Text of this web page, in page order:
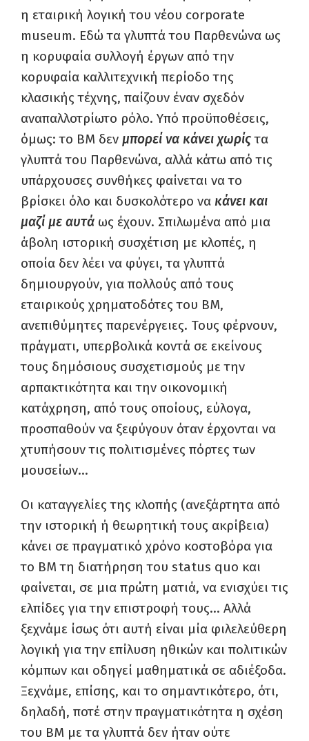
η εταιρική λογική του νέου corporate
museum. Εδώ τα γλυπτά του Παρθενώνα ως
η κορυφαία συλλογή έργων από την
κορυφαία καλλιτεχνική περίοδο της
κλασικής τέχνης, παίζουν έναν σχεδόν
αναπαλλοτρίωτο ρόλο. Υπό προϋποθέσεις,
όμως: το ΒΜ δεν μπορεί να κάνει χωρίςτα
γλυπτά του Παρθενώνα, αλλά κάτω από τις
υπάρχουσες συνθήκες φαίνεται να το
βρίσκει όλο και δυσκολότερο να κάνει και
μαζί με αυτά ως έχουν. Σπιλωμένα από μια
άβολη ιστορική συσχέτιση με κλοπές, η
οποία δεν λέει να φύγει, τα γλυπτά
δημιουργούν, για πολλούς από τους
εταιρικούς χρηματοδότες του ΒΜ,
ανεπιθύμητες παρενέργειες. Τους φέρνουν,
πράγματι, υπερβολικά κοντά σε εκείνους
τους δημόσιους συσχετισμούς με την
αρπακτικότητα και την οικονομική
κατάχρηση, από τους οποίους, εύλογα,
προσπαθούν να ξεφύγουν όταν έρχονται να
χτυπήσουν τις πολιτισμένες πόρτες των
μουσείων…
Οι καταγγελίες της κλοπής (ανεξάρτητα από
την ιστορική ή θεωρητική τους ακρίβεια)
κάνει σε πραγματικό χρόνο κοστοβόρα για
το ΒΜ τη διατήρηση του status quo και
φαίνεται, σε μια πρώτη ματιά, να ενισχύει τις
ελπίδες για την επιστροφή τους… Αλλά
ξεχνάμε ίσως ότι αυτή είναι μία φιλελεύθερη
λογική για την επίλυση ηθικών και πολιτικών
κόμπων και οδηγεί μαθηματικά σε αδιέξοδα.
Ξεχνάμε, επίσης, και το σημαντικότερο, ότι,
δηλαδή, ποτέ στην πραγματικότητα η σχέση
του ΒΜ με τα γλυπτά δεν ήταν ούτε